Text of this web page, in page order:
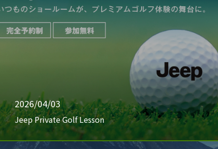
2026/04/03
Jeep Private Golf Lesson